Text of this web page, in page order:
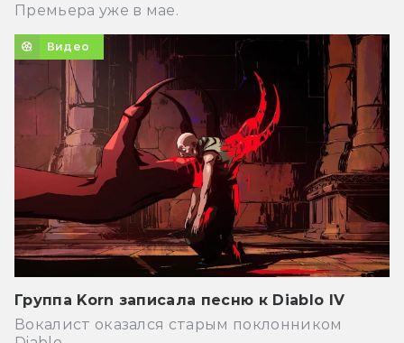
Премьера уже в мае.
Видео
Группа Korn записала песню к Diablo IV
Вокалист оказался старым поклонником